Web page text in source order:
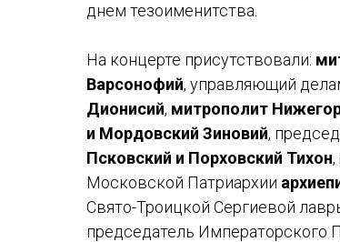
днем тезоименитства.
На концерте присутствовали:
Варсонофий, управляющий
Дионисий, митрополит
и Мордовский Зиновий,
Псковский и Порховский Тихон
Московской Патриархии
Свято-Троицкой Сергиевой
председатель Императорского